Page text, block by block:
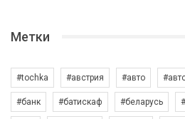
Метки
#tochka #австрия #авто
#банк #батискаф #беларусь